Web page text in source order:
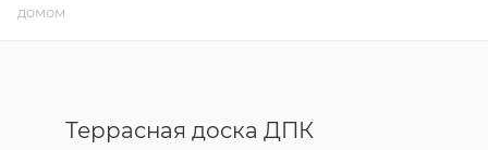
домом
Террасная доска ДПК